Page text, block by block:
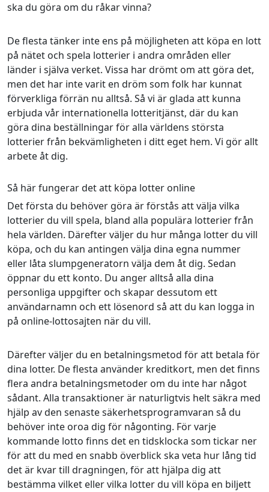
ska du göra om du råkar vinna?
De flesta tänker inte ens på möjligheten att köpa en lott
på nätet och spela lotterier i andra områden eller
länder i själva verket. Vissa har drömt om att göra det,
men det har inte varit en dröm som folk har kunnat
förverkliga förrän nu alltså. Så vi är glada att kunna
erbjuda vår internationella lotteritjänst, där du kan
göra dina beställningar för alla världens största
lotterier från bekvämligheten i ditt eget hem. Vi gör allt
arbete åt dig.
Så här fungerar det att köpa lotter online
Det första du behöver göra är förstås att välja vilka
lotterier du vill spela, bland alla populära lotterier från
hela världen. Därefter väljer du hur många lotter du vill
köpa, och du kan antingen välja dina egna nummer
eller låta slumpgeneratorn välja dem åt dig. Sedan
öppnar du ett konto. Du anger alltså alla dina
personliga uppgifter och skapar dessutom ett
användarnamn och ett lösenord så att du kan logga in
på online-lottosajten när du vill.
Därefter väljer du en betalningsmetod för att betala för
dina lotter. De flesta använder kreditkort, men det finns
flera andra betalningsmetoder om du inte har något
sådant. Alla transaktioner är naturligtvis helt säkra med
hjälp av den senaste säkerhetsprogramvaran så du
behöver inte oroa dig för någonting. För varje
kommande lotto finns det en tidsklocka som tickar ner
för att du med en snabb överblick ska veta hur lång tid
det är kvar till dragningen, för att hjälpa dig att
bestämma vilket eller vilka lotter du vill köpa en biljett